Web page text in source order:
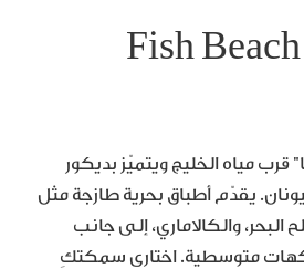
٥- مطعم Fish Beach
قرب مياه الخليج ويتميّز بديكور
يقدّم أطباق بحرية طازجة مثل
والكالاماري، إلى جانب
متوسطية. اختاري سمكتكِ